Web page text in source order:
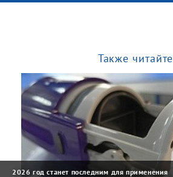
Также читайте
2026 год станет последним для применения